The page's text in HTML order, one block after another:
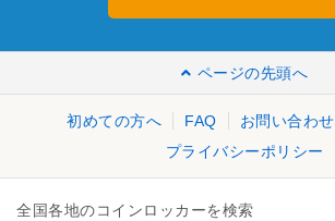
ページの先頭へ
初めての方へ FAQ お問い合わせ
プライバシーポリシー
全国各地のコインロッカーを検索